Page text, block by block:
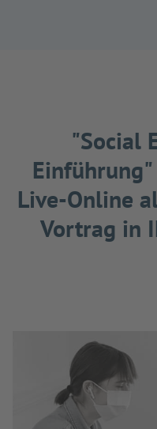
"Social
Live-Online
Vortrag in